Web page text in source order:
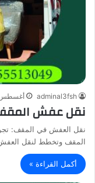
adminal3fsh أغسطس 11,
نقل عفش
نقل العفش في المقف:
المقف وتخطط لنقل
أكمل القراءة »